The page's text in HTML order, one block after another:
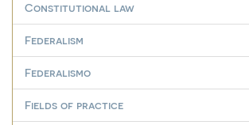
Constitutional law
Federalism
Federalismo
Fields of practice